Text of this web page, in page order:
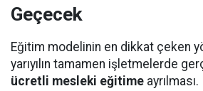
Geçecek
Eğitim modelinin en dikkat çeken
yarıyılın tamamen işletmelerde
ücretli mesleki eğitime ayrılması.